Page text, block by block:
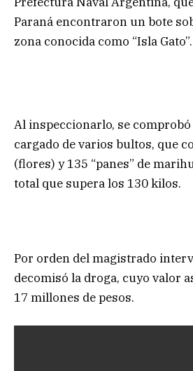
Paraná encontraron un bote
zona conocida como “Isla Gato”.
Al inspeccionarlo, se comprobó
cargado de varios bultos, que
(flores) y 135 “panes” de
total que supera los 130 kilos.
Por orden del magistrado
decomisó la droga, cuyo valor
17 millones de pesos.